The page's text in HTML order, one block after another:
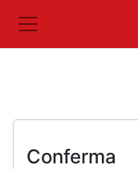
Pannello
Conferma